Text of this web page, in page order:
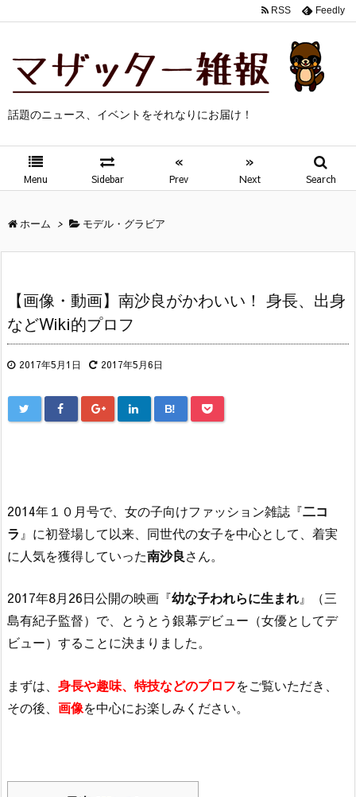
話題のニュース、イベントをそれなりにお届け！
Menu Sidebar
«
Prev
»
Next Search
RSS Feedly
ホーム > モデル・グラビア
【画像・動画】南沙良がかわいい！ 身長、出身
などWiki的プロフ
2017年5月1日 2017年5月6日
B!
2014年１０月号で、女の子向けファッション雑誌『二コ
ラ 』に初登場して以来、同世代の女子を中心として、着実
に人気を獲得していった南沙良さん。
2017年8月26日公開の映画『幼な子われらに生まれ』（三
島有紀子監督）で、とうとう銀幕デビュー（女優としてデ
ビュー）することに決まりました。
まずは、 身長や趣味、特技などのプロフをご覧いただき、
その後、 画像を中心にお楽しみください。